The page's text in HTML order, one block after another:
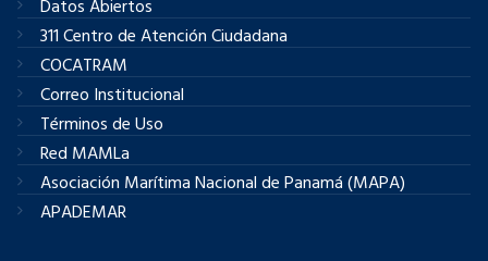
Datos Abiertos
311 Centro de Atención Ciudadana
COCATRAM
Correo Institucional
Términos de Uso
Red MAMLa
Asociación Marítima Nacional de Panamá (MAPA)
APADEMAR